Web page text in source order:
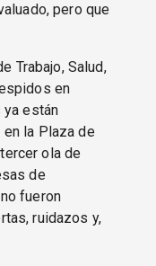
pero que
Trabajo, Salud,
en
están
la Plaza de
ola de
de
fueron
ruidazos y,